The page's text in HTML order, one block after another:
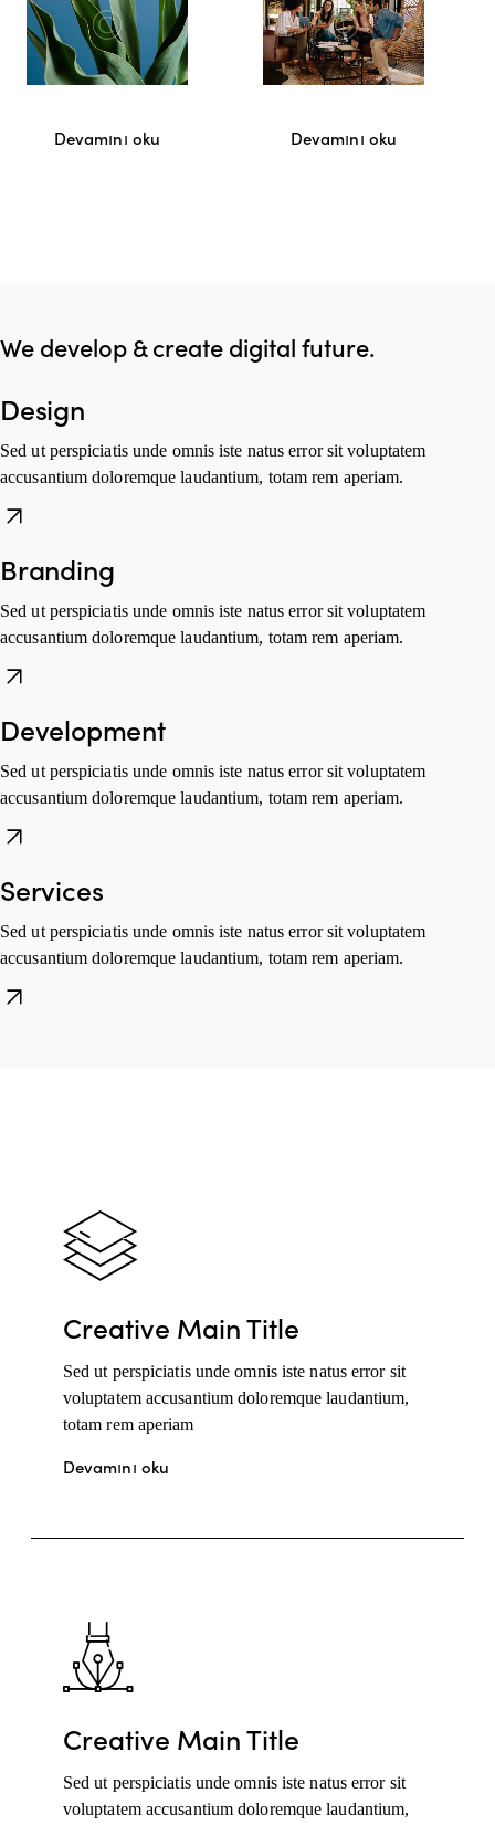
Devamını oku Devamını oku
We develop & create digital future.
Design
Sed ut perspiciatis unde omnis iste natus error sit voluptatem
accusantium doloremque laudantium, totam rem aperiam.
Branding
Sed ut perspiciatis unde omnis iste natus error sit voluptatem
accusantium doloremque laudantium, totam rem aperiam.
Development
Sed ut perspiciatis unde omnis iste natus error sit voluptatem
accusantium doloremque laudantium, totam rem aperiam.
Services
Sed ut perspiciatis unde omnis iste natus error sit voluptatem
accusantium doloremque laudantium, totam rem aperiam.
Creative Main Title
Sed ut perspiciatis unde omnis iste natus error sit
voluptatem accusantium doloremque laudantium,
totam rem aperiam
Devamını oku
Creative Main Title
Sed ut perspiciatis unde omnis iste natus error sit
voluptatem accusantium doloremque laudantium,